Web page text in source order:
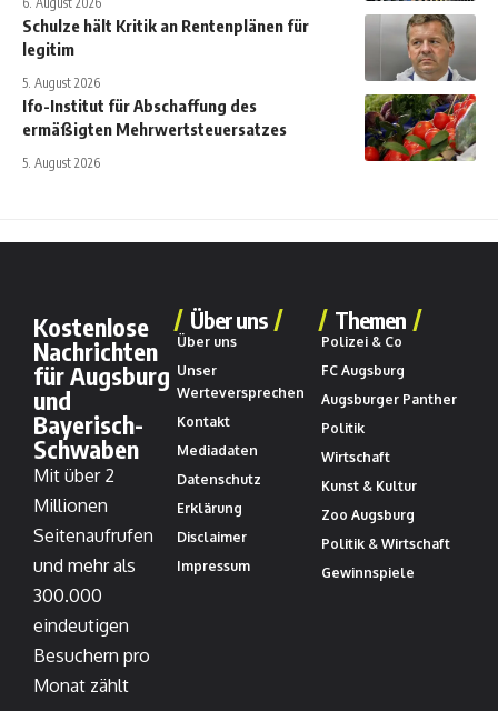
Schulze hält Kritik an Rentenplänen für
legitim
5. August 2026
Ifo-Institut für Abschaffung des
ermäßigten Mehrwertsteuersatzes
5. August 2026
Kostenlose
Nachrichten
für Augsburg
und
Bayerisch-
Schwaben
Mit über 2
Millionen
Seitenaufrufen
und mehr als
300.000
eindeutigen
Besuchern pro
Monat zählt
Über uns
Über uns
Unser
Werteversprechen
Kontakt
Mediadaten
Datenschutz
Erklärung
Disclaimer
Impressum
Themen
Polizei & Co
FC Augsburg
Augsburger Panther
Politik
Wirtschaft
Kunst & Kultur
Zoo Augsburg
Politik & Wirtschaft
Gewinnspiele